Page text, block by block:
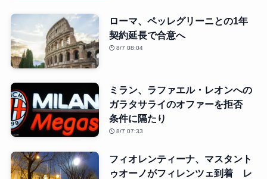
ローマ、ペッレグリーニとの1年
契約延長で合意へ
8/7 08:04
ミラン、ラファエル・レオンへの
ガラタサライのオファーを拒否
条件に隔たり
8/7 07:33
フィオレンティーナ、マスタント
ゥオーノがフィレンツェ到着 レ